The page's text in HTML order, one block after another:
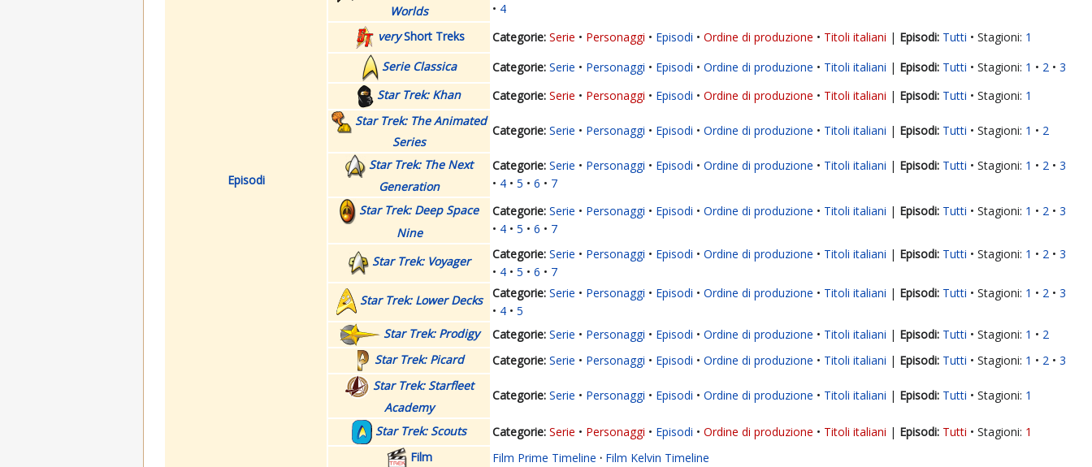
Episodi
Worlds
4
veryShort Treks Serie Personaggi Episodi Ordine di produzione Titoli italiani | Tutti Stagioni: 1
Serie Classica
Serie Personaggi Episodi Ordine di produzione Titoli italiani | Tutti Stagioni: 1 2
3
Star Trek: Khan
Serie Personaggi Episodi Ordine di produzione Titoli italiani | Tutti Stagioni: 1
Star Trek: The Animated
Series
Serie Personaggi Episodi Ordine di produzione Titoli italiani | Tutti Stagioni: 1 2
Star Trek: The Next
Generation
Serie Personaggi Episodi Ordine di produzione Titoli italiani | Tutti Stagioni: 1 2
3
4
5 6
7
Star Trek: Deep Space
Nine
Serie Personaggi Episodi Ordine di produzione Titoli italiani | Tutti Stagioni: 1 2
3
4
5 6 7
Star Trek: Voyager Serie Personaggi Episodi Ordine di produzione Titoli italiani | Tutti Stagioni: 1 2
3
4
5 6
7
Star Trek: Lower Decks
Serie Personaggi Episodi Ordine di produzione Titoli italiani | Tutti Stagioni: 1 2
3
4
5
Star Trek: Prodigy
Serie Personaggi Episodi Ordine di produzione Titoli italiani | Tutti Stagioni: 1
2
Star Trek: Picard
Serie Personaggi Episodi Ordine di produzione Titoli italiani | Tutti Stagioni: 1 2
3
Star Trek: Starfleet
Academy
Serie Personaggi Episodi Ordine di produzione Titoli italiani | Tutti Stagioni: 1
Star Trek: Scouts Serie Personaggi Episodi Ordine di produzione Titoli italiani | Tutti Stagioni: 1
Film
Film Prime Timeline · Film Kelvin Timeline